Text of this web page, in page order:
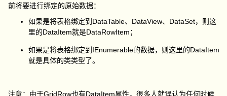
前将要进行绑定的原始数据：
如果是将表格绑定到DataTable、DataView、DataSet，则这
里的DataItem就是DataRowItem；
如果是将表格绑定到IEnumerable的数据，则这里的DataItem
就是具体的类类型了。
注意：由于GridRow也有DataItem属性，很多人就误认为任何时候